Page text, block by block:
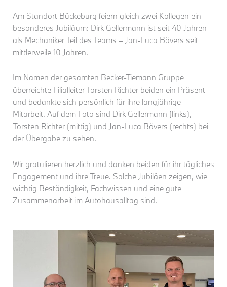
Am Standort Bückeburg feiern gleich zwei Kollegen ein
besonderes Jubiläum: Dirk Gellermann ist seit 40 Jahren
als Mechaniker Teil des Teams – Jan-Luca Bövers seit
mittlerweile 10 Jahren.
Im Namen der gesamten Becker-Tiemann Gruppe
überreichte Filialleiter Torsten Richter beiden ein Präsent
und bedankte sich persönlich für ihre langjährige
Mitarbeit. Auf dem Foto sind Dirk Gellermann (links),
Torsten Richter (mittig) und Jan-Luca Bövers (rechts) bei
der Übergabe zu sehen.
Wir gratulieren herzlich und danken beiden für ihr tägliches
Engagement und ihre Treue. Solche Jubiläen zeigen, wie
wichtig Beständigkeit, Fachwissen und eine gute
Zusammenarbeit im Autohausalltag sind.